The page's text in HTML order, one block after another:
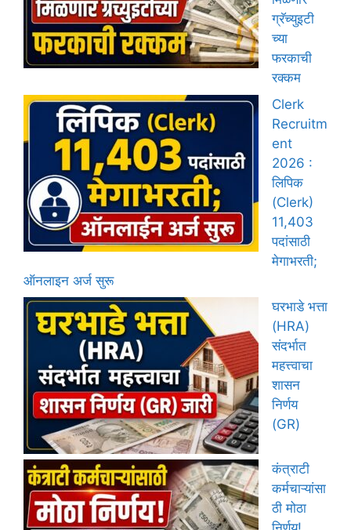
ग्रॅच्युइटी
च्या
फरकाची
रक्कम
Clerk
Recruitm
ent
2026 :
लिपिक
(Clerk)
11,403
पदांसाठी
मेगाभरती;
ऑनलाइन अर्ज सुरू
घरभाडे भत्ता
(HRA)
संदर्भात
महत्त्वाचा
शासन
निर्णय
(GR)
कंत्राटी
कर्मचाऱ्यांसा
ठी मोठा